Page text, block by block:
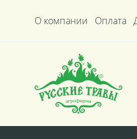
О компании Оплата